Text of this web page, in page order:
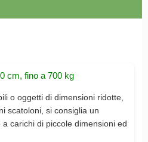
cm, fino a 700 kg
o oggetti di dimensioni ridotte,
scatoloni, si consiglia un
carichi di piccole dimensioni ed